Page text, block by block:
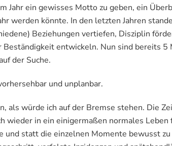
Jahr ein gewisses Motto zu geben, ein
werden könnte. In den letzten Jahren
Beziehungen vertiefen, Disziplin
entwickeln. Nun sind bereits 5
der Suche.
und unplanbar.
als würde ich auf der Bremse stehen. Die
wieder in ein einigermaßen normales
und statt die einzelnen Momente bewusst